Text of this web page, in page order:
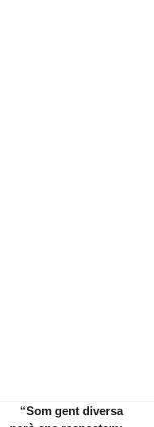
“Som gent diversa